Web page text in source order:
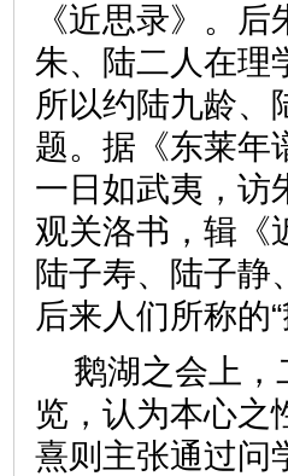
《近思录》。
朱、陆二人在理
所以约陆九龄、
题。据《东莱年
一日如武夷，访
观关洛书，辑《
陆子寿、陆子静
后来人们所称的“
鹅湖之会上，
览，认为本心之
熹则主张通过问